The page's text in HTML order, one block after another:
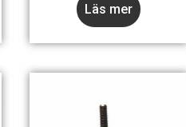
Läs mer